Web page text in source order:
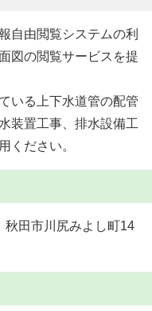
自由閲覧システムの利
図の閲覧サービスを提
いる上下水道管の配管
装置工事、排水設備工
ください。
秋田市川尻みよし町14